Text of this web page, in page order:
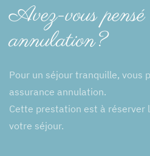
Avez-vous
annulation?
Pour un séjour tranquille, vous
assurance annulation.
Cette prestation est à réserver
votre séjour.